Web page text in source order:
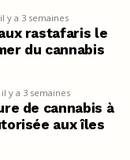
il y a 3 semaines
rastafaris le
du cannabis
il y a 3 semaines
de cannabis à
aux îles